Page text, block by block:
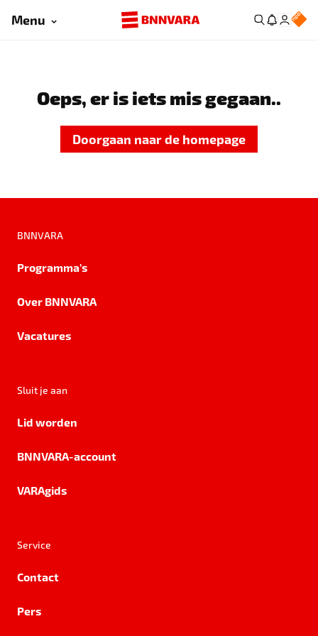
Menu
Oeps, er is iets mis gegaan..
Doorgaan naar de homepage
BNNVARA
Programma's
Over BNNVARA
Vacatures
Sluit je aan
Lid worden
BNNVARA-account
VARAgids
Service
Contact
Pers